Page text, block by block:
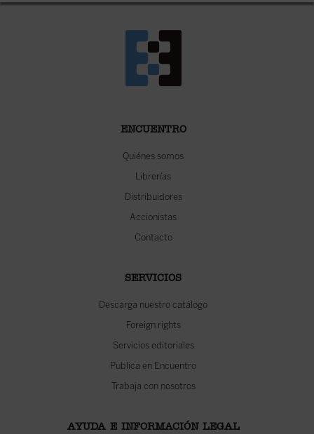
ENCUENTRO
Quiénes somos
Librerías
Distribuidores
Accionistas
Contacto
SERVICIOS
Descarga nuestro catálogo
Foreign rights
Servicios editoriales
Publica en Encuentro
Trabaja con nosotros
AYUDA E INFORMACIÓN LEGAL